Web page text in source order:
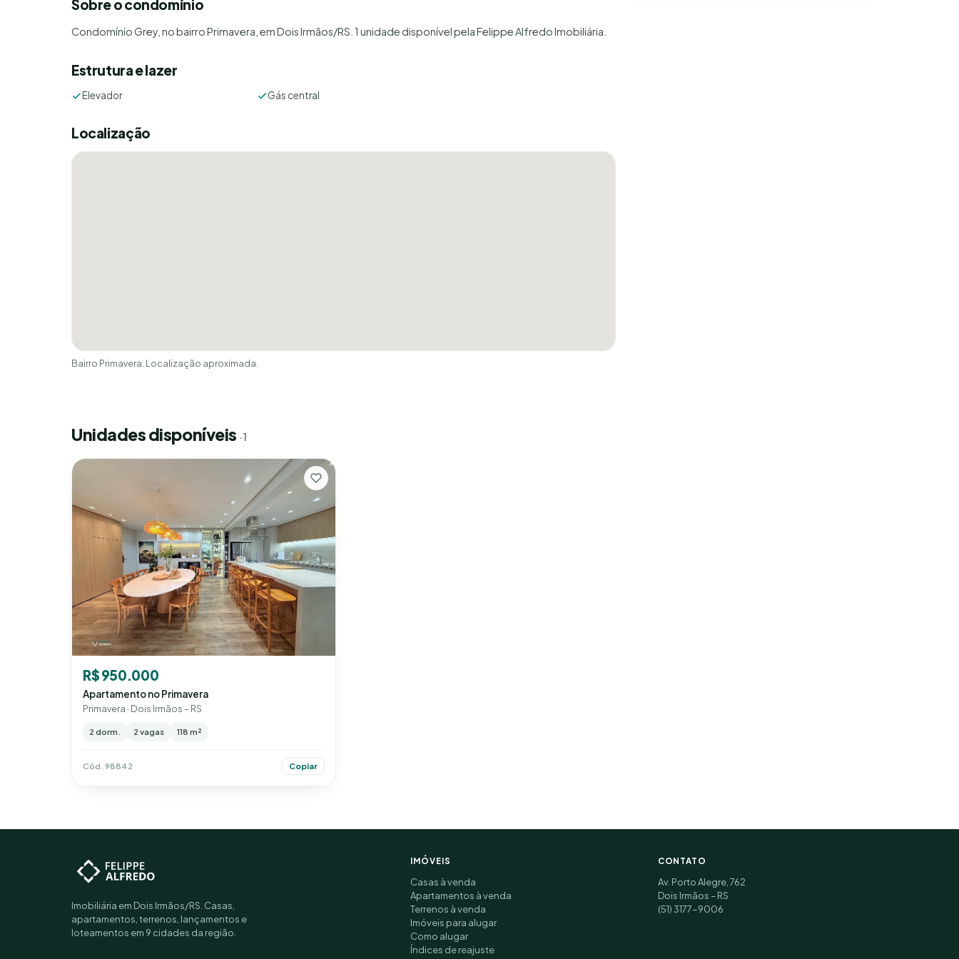
Sobre o condomínio
Condomínio Grey, no bairro Primavera, em Dois Irmãos/RS. 1 unidade disponível pela Felippe Alfredo Imobiliária.
Estrutura e lazer
Elevador Gás central
Localização
Bairro Primavera. Localização aproximada.
Unidades disponíveis · 1
R$ 950.000
Apartamento no Primavera
Primavera · Dois Irmãos – RS
2 dorm. 2 vagas 118 m²
Cód. 98842 Copiar
Imobiliária em Dois Irmãos/RS. Casas,
apartamentos, terrenos, lançamentos e
loteamentos em 9 cidades da região.
IMÓVEIS
Casas à venda
Apartamentos à venda
Terrenos à venda
Imóveis para alugar
Como alugar
Índices de reajuste
CONTATO
Av. Porto Alegre, 762
Dois Irmãos – RS
(51) 3177-9006